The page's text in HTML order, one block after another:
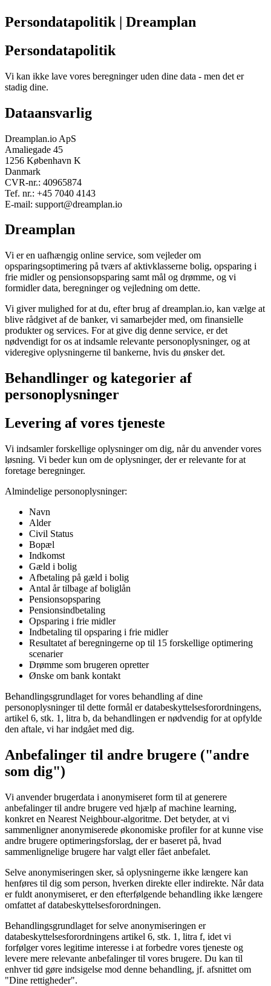
Persondatapolitik | Dreamplan
Persondatapolitik
Vi kan ikke lave vores beregninger uden dine data - men det er
stadig dine.
Dataansvarlig
Dreamplan.io ApS
Amaliegade 45
1256 København K
Danmark
CVR-nr.: 40965874
Tef. nr.: +45 7040 4143
E-mail: support@dreamplan.io
Dreamplan
Vi er en uafhængig online service, som vejleder om
opsparingsoptimering på tværs af aktivklasserne bolig, opsparing i
frie midler og pensionsopsparing samt mål og drømme, og vi
formidler data, beregninger og vejledning om dette.
Vi giver mulighed for at du, efter brug af dreamplan.io, kan vælge at
blive rådgivet af de banker, vi samarbejder med, om finansielle
produkter og services. For at give dig denne service, er det
nødvendigt for os at indsamle relevante personoplysninger, og at
videregive oplysningerne til bankerne, hvis du ønsker det.
Behandlinger og kategorier af
personoplysninger
Levering af vores tjeneste
Vi indsamler forskellige oplysninger om dig, når du anvender vores
løsning. Vi beder kun om de oplysninger, der er relevante for at
foretage beregninger.
Almindelige personoplysninger:
Navn
Alder
Civil Status
Bopæl
Indkomst
Gæld i bolig
Afbetaling på gæld i bolig
Antal år tilbage af boliglån
Pensionsopsparing
Pensionsindbetaling
Opsparing i frie midler
Indbetaling til opsparing i frie midler
Resultatet af beregningerne op til 15 forskellige optimering
scenarier
Drømme som brugeren opretter
Ønske om bank kontakt
Behandlingsgrundlaget for vores behandling af dine
personoplysninger til dette formål er databeskyttelsesforordningens,
artikel 6, stk. 1, litra b, da behandlingen er nødvendig for at opfylde
den aftale, vi har indgået med dig.
Anbefalinger til andre brugere ("andre
som dig")
Vi anvender brugerdata i anonymiseret form til at generere
anbefalinger til andre brugere ved hjælp af machine learning,
konkret en Nearest Neighbour-algoritme. Det betyder, at vi
sammenligner anonymiserede økonomiske profiler for at kunne vise
andre brugere optimeringsforslag, der er baseret på, hvad
sammenlignelige brugere har valgt eller fået anbefalet.
Selve anonymiseringen sker, så oplysningerne ikke længere kan
henføres til dig som person, hverken direkte eller indirekte. Når data
er fuldt anonymiseret, er den efterfølgende behandling ikke længere
omfattet af databeskyttelsesforordningen.
Behandlingsgrundlaget for selve anonymiseringen er
databeskyttelsesforordningens artikel 6, stk. 1, litra f, idet vi
forfølger vores legitime interesse i at forbedre vores tjeneste og
levere mere relevante anbefalinger til vores brugere. Du kan til
enhver tid gøre indsigelse mod denne behandling, jf. afsnittet om
"Dine rettigheder".